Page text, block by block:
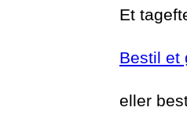
Et
Bestil et
eller